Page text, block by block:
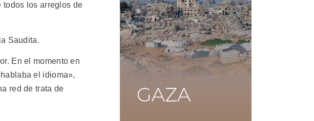
todos los arreglos de
Saudita.
En el momento en
el idioma»,
red de trata de